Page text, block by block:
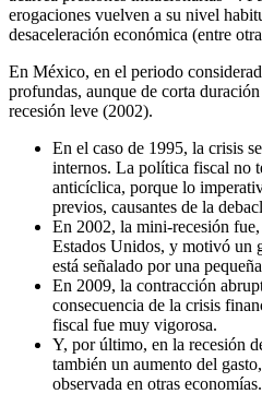
erogaciones vuelven a su nivel
desaceleración económica (entre
En México, en el periodo
profundas, aunque de corta
recesión leve (2002).
En el caso de 1995, la crisis
internos. La política fiscal no
anticíclica, porque lo
previos, causantes de la
En 2002, la mini-recesión
Estados Unidos, y motivó un
está señalado por una
En 2009, la contracción
consecuencia de la crisis
fiscal fue muy vigorosa.
Y, por último, en la recesión
también un aumento del
observada en otras economías.